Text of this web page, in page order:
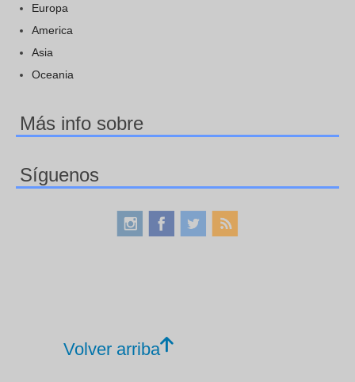
Europa
America
Asia
Oceania
Más info sobre
Síguenos
Volver arriba